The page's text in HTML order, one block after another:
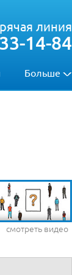
Больше
линия
14-84
смотреть видео